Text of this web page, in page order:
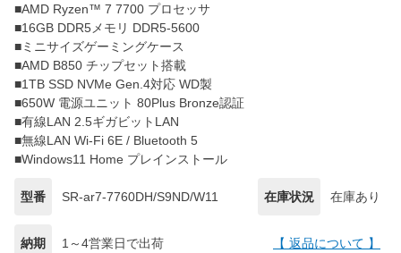
■AMD Ryzen™ 7 7700 プロセッサ
■16GB DDR5メモリ DDR5-5600
■ミニサイズゲーミングケース
■AMD B850 チップセット搭載
■1TB SSD NVMe Gen.4対応 WD製
■650W 電源ユニット 80Plus Bronze認証
■有線LAN 2.5ギガビットLAN
■無線LAN Wi-Fi 6E / Bluetooth 5
■Windows11 Home プレインストール
型番 SR-ar7-7760DH/S9ND/W11 在庫状況 在庫あり
納期 1～4営業日で出荷 【 返品について 】